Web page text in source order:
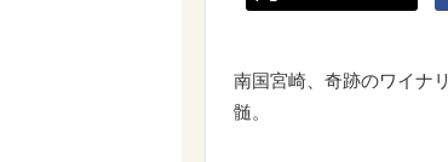
南国宮崎、奇跡のワイナ
髄。